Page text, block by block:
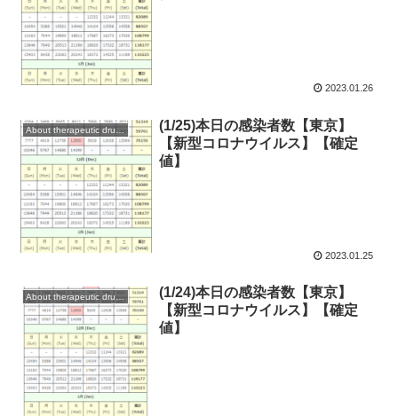
2023.01.26
About therapeutic drugs and vaccines
(1/25)本日の感染者数【東京】
【新型コロナウイルス】【確定
値】
2023.01.25
About therapeutic drugs and vaccines
(1/24)本日の感染者数【東京】
【新型コロナウイルス】【確定
値】